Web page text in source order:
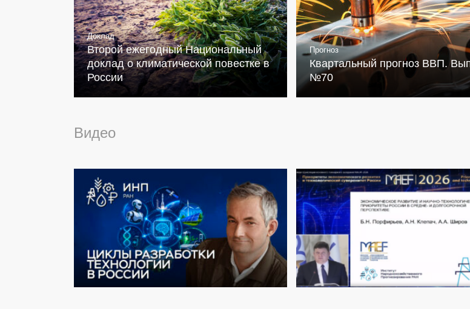
Доклад
Второй ежегодный Национальный
доклад о климатической повестке в
России
Прогноз
Квартальный прогноз ВВП.
№70
Видео